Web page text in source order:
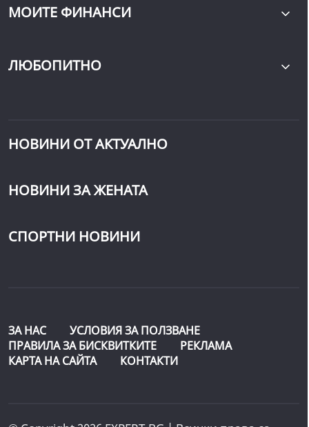
МОИТЕ ФИНАНСИ
ЛЮБОПИТНО
НОВИНИ ОТ АКТУАЛНО
НОВИНИ ЗА ЖЕНАТА
СПОРТНИ НОВИНИ
ЗА НАС
УСЛОВИЯ ЗА ПОЛЗВАНЕ
ПРАВИЛА ЗА БИСКВИТКИТЕ
РЕКЛАМА
КАРТА НА САЙТА
КОНТАКТИ